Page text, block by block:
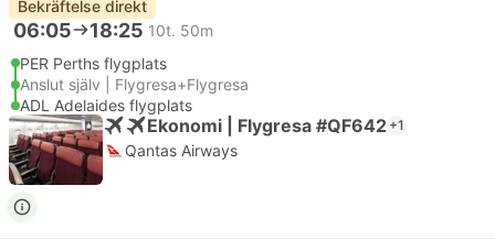
Bekräftelse direkt
06:05 18:25 10t. 50m
PER Perths flygplats
Anslut själv | Flygresa+Flygresa
ADL Adelaides flygplats
Ekonomi | Flygresa #QF642 +1
Qantas Airways